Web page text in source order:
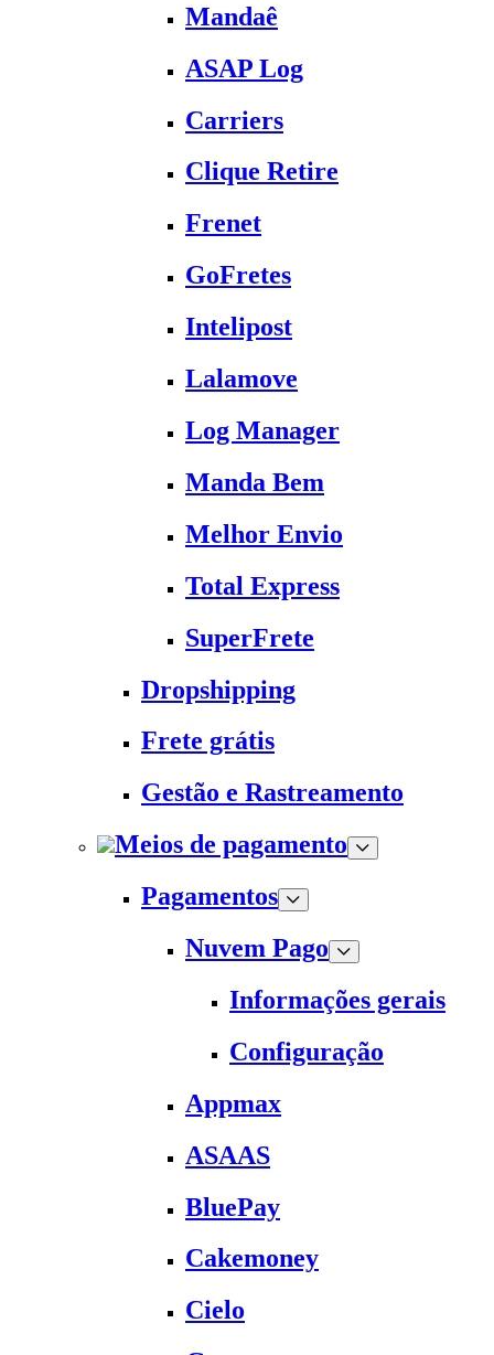
Mandaê
ASAP Log
Carriers
Clique Retire
Frenet
GoFretes
Intelipost
Lalamove
Log Manager
Manda Bem
Melhor Envio
Total Express
SuperFrete
Dropshipping
Frete grátis
Gestão e Rastreamento
Meios de pagamento
Pagamentos
Nuvem Pago
Informações gerais
Configuração
Appmax
ASAAS
BluePay
Cakemoney
Cielo